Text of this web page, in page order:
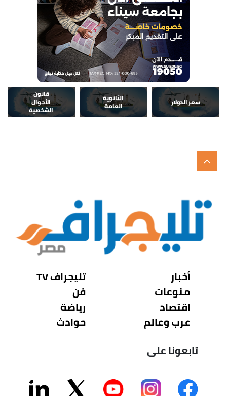
سعر الدولار
الثانوية
العامة
قانون
الأحوال
الشخصية
أخبار
منوعات
اقتصاد
عرب وعالم
تليجراف TV
فن
رياضة
حوادث
تابعونا على